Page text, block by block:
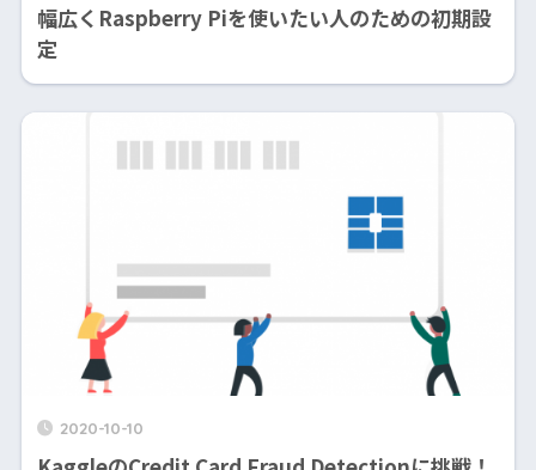
幅広くRaspberry Piを使いたい人のための初期設
定
2020-10-10